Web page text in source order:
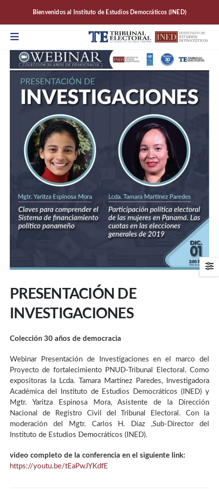
Bienvenidos al Instituto de Estudios Democráticos (INED)
PRESENTACIÓN DE
INVESTIGACIONES
Colección 30 años de democracia
Webinar Presentación de Investigaciones en el marco del
Proyecto de fortalecimiento PNUD-Tribunal Electoral. Como
expositoras la Lcda. Tamara Martínez Paredes, Investigadora
Académica del Instituto de Estudios Democráticos (INED) y
Mgtr. Yaritza Espinosa Mora, Asistente de la Dirección
Nacional de Registro Civil del Tribunal Electoral. Con la
moderación del Mgtr. Carlos H. Díaz ,Sub-Director del
Instituto de Estudios Democráticos (INED).
video completo de la conferencia en el siguiente link:
https://youtu.be/tEaPwJYKdfE